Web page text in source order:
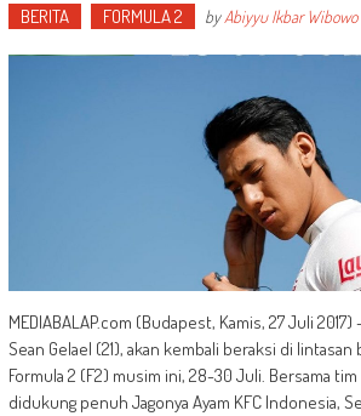
BERITA FORMULA 2 byAbiyyu Ikbar Wibowo
MEDIABALAP.com (Budapest, Kamis, 27 Juli
Sean Gelael (21), akan kembali beraksi di
Formula 2 (F2) musim ini, 28-30 Juli. Bersama
didukung penuh Jagonya Ayam KFC Indonesia,